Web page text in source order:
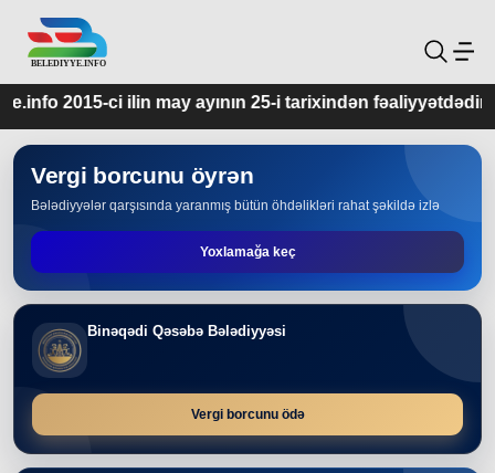
ayının 25-i tarixindən fəaliyyətdədir.
Vergi borcunu öyrən
Bələdiyyələr qarşısında yaranmış bütün öhdəlikləri rahat şəkildə izlə
Yoxlamağa keç
Binəqədi Qəsəbə Bələdiyyəsi
Vergi borcunu ödə